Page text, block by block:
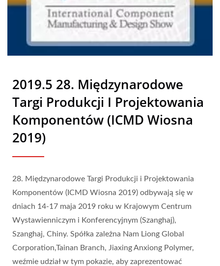
Gumy | Nam Liong
2019.5 28. Międzynarodowe
Targi Produkcji I Projektowania
Komponentów (ICMD Wiosna
2019)
28. Międzynarodowe Targi Produkcji i Projektowania
Komponentów (ICMD Wiosna 2019) odbywają się w
dniach 14-17 maja 2019 roku w Krajowym Centrum
Wystawienniczym i Konferencyjnym (Szanghaj),
Szanghaj, Chiny. Spółka zależna Nam Liong Global
Corporation,Tainan Branch, Jiaxing Anxiong Polymer,
weźmie udział w tym pokazie, aby zaprezentować